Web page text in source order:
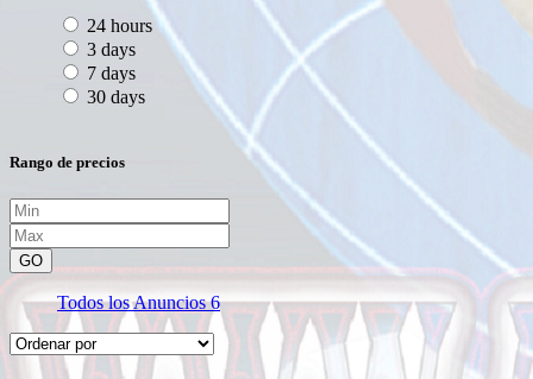
24 hours
3 days
7 days
30 days
Rango de precios
GO
Todos los Anuncios6